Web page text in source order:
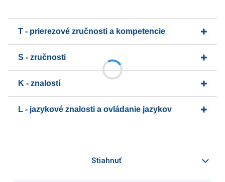
T - prierezové zručnosti a kompetencie
S - zručnosti
K - znalostí
L - jazykové znalosti a ovládanie jazykov